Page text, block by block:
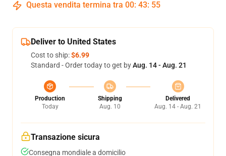
Questa vendita termina tra 00: 43: 54
Deliver to United States
Cost to ship:$6.99
Standard - Order today to get byAug. 14 - Aug. 21
Production
Today
Shipping
Aug. 10
Delivered
Aug. 14 - Aug. 21
Transazione sicura
Consegna mondiale a domicilio